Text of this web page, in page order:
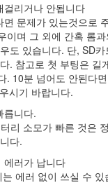
리거나 안됩니다
문제가 있는것으로
이며 그 외에 간혹 롬
도 있습니다. 단, SD
. 참고로 첫 부팅은 길
. 10분 넘어도 안된다
시기 바랍니다.
릅니다.
리 소모가 빠른 것은
다.
에러가 납니다
에러 없이 쓰실 수 있